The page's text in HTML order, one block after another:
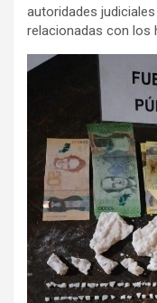
autoridades
relacionadas con los